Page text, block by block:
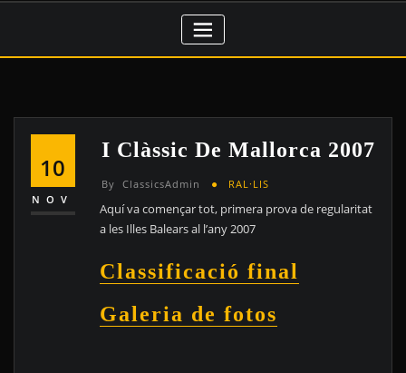
10
NOV
I Clàssic De Mallorca 2007
By ClassicsAdmin RAL·LIS
Aquí va començar tot, primera prova de regularitat
a les Illes Balears al l’any 2007
Classificació final
Galeria de fotos